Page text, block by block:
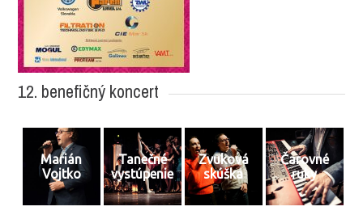
12. benefičný koncert
Marián
Vojtko
Tanečné
vystúpenie
Zvuková
skúška
Čarovné
ruky